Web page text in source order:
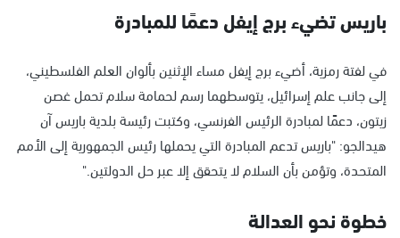
باريس تضيء برج إيفل دعمًا للمبادرة
في لفتة رمزية، أضيء برج إيفل مساء الإثنين بألوان العلم الفلسطيني،
إلى جانب علم إسرائيل، يتوسطهما رسم لحمامة سلام تحمل غصن
زيتون، دعمًا لمبادرة الرئيس الفرنسي، وكتبت رئيسة بلدية باريس آن
هيدالجو: "باريس تدعم المبادرة التي يحملها رئيس الجمهورية إلى الأمم
المتحدة، وتؤمن بأن السلام لا يتحقق إلا عبر حل الدولتين."
خطوة نحو العدالة